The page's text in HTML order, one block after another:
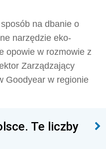
na dbanie o
narzędzie eko-
opowie w rozmowie z
Zarządzający
Goodyear w regionie
Te liczby